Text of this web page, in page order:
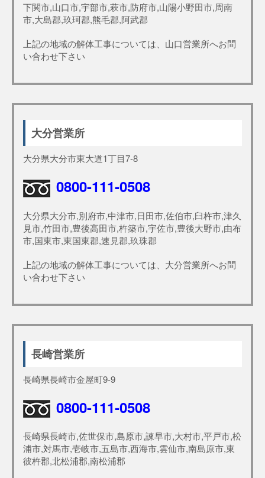
下関市,山口市,宇部市,萩市,防府市,山陽小野田市,周南
市,大島郡,玖珂郡,熊毛郡,阿武郡
上記の地域の解体工事については、山口営業所へお問
い合わせ下さい
大分営業所
大分県大分市東大道1丁目7-8
0800-111-0508
大分県大分市,別府市,中津市,日田市,佐伯市,臼杵市,津久
見市,竹田市,豊後高田市,杵築市,宇佐市,豊後大野市,由布
市,国東市,東国東郡,速見郡,玖珠郡
上記の地域の解体工事については、大分営業所へお問
い合わせ下さい
長崎営業所
長崎県長崎市金屋町9-9
0800-111-0508
長崎県長崎市,佐世保市,島原市,諫早市,大村市,平戸市,松
浦市,対馬市,壱岐市,五島市,西海市,雲仙市,南島原市,東
彼杵郡,北松浦郡,南松浦郡